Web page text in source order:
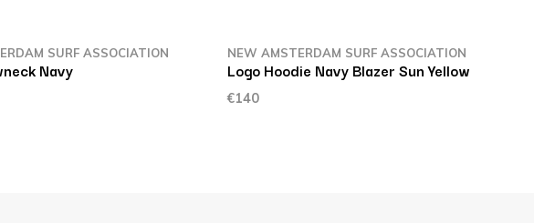
SURF ASSOCIATION
Navy
NEW AMSTERDAM SURF ASSOCIATION
Logo Hoodie Navy Blazer Sun Yellow
€140